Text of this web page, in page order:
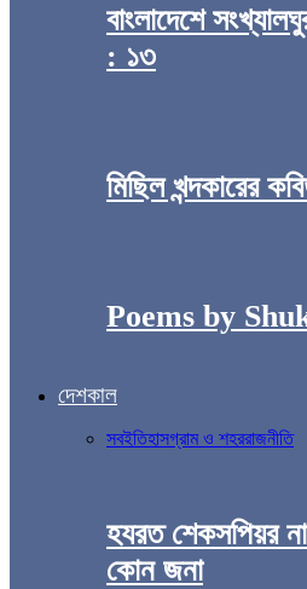
বাংলাদেশে
: ১৩
মিছিল খন্দকারের
Poems by
দেশকাল
সবইতিহাসগ্রাম ও শহররাজনীতি
হযরত শেকসপিয়র
কোন জনা